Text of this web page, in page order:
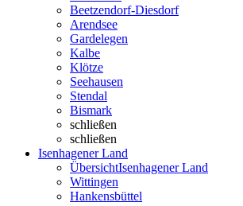
Beetzendorf-Diesdorf
Arendsee
Gardelegen
Kalbe
Klötze
Seehausen
Stendal
Bismark
schließen
schließen
Isenhagener Land
ÜbersichtIsenhagener Land
Wittingen
Hankensbüttel